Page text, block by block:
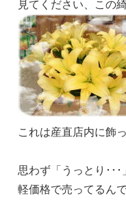
見てください、この
これは産直店内に飾
思わず「うっとり･･
軽価格で売ってるんで